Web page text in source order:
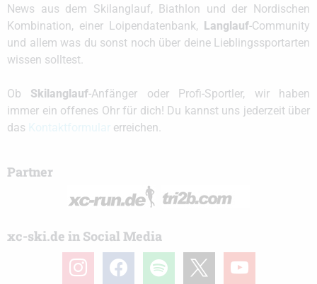
News aus dem Skilanglauf, Biathlon und der Nordischen
Kombination, einer Loipendatenbank,
Langlauf-Community
und allem was du sonst noch über deine Lieblingssportarten
wissen solltest.
Ob Skilanglauf-Anfänger oder Profi-Sportler, wir haben
immer ein offenes Ohr für dich! Du kannst uns jederzeit über
das
erreichen.
Partner
xc-ski.de in Social Media
instagramfacebook spotify youtube